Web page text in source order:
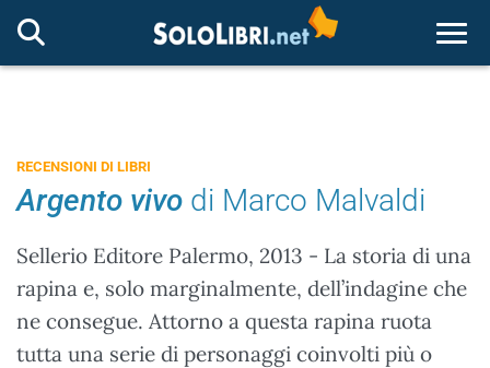
RECENSIONI DI LIBRI
Argento vivo di Marco Malvaldi
Sellerio Editore Palermo, 2013 - La storia di una
rapina e, solo marginalmente, dell’indagine che
ne consegue. Attorno a questa rapina ruota
tutta una serie di personaggi coinvolti più o